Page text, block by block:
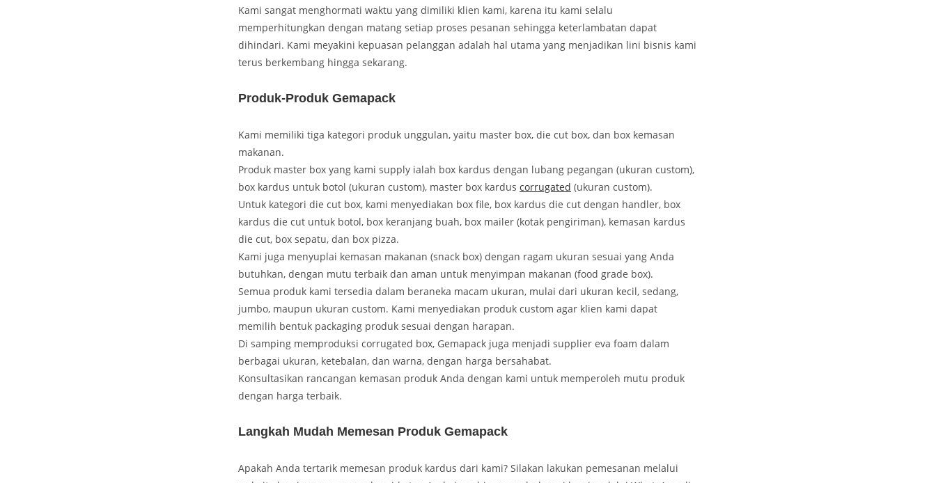
Kami sangat menghormati waktu yang dimiliki klien kami, karena itu kami selalu
memperhitungkan dengan matang setiap proses pesanan sehingga keterlambatan dapat
dihindari. Kami meyakini kepuasan pelanggan adalah hal utama yang menjadikan lini bisnis kami
terus berkembang hingga sekarang.
Produk-Produk Gemapack
Kami memiliki tiga kategori produk unggulan, yaitu master box, die cut box, dan box kemasan
makanan.
Produk master box yang kami supply ialah box kardus dengan lubang pegangan (ukuran custom),
box kardus untuk botol (ukuran custom), master box kardus corrugated (ukuran custom).
Untuk kategori die cut box, kami menyediakan box file, box kardus die cut dengan handler, box
kardus die cut untuk botol, box keranjang buah, box mailer (kotak pengiriman), kemasan kardus
die cut, box sepatu, dan box pizza.
Kami juga menyuplai kemasan makanan (snack box) dengan ragam ukuran sesuai yang Anda
butuhkan, dengan mutu terbaik dan aman untuk menyimpan makanan (food grade box).
Semua produk kami tersedia dalam beraneka macam ukuran, mulai dari ukuran kecil, sedang,
jumbo, maupun ukuran custom. Kami menyediakan produk custom agar klien kami dapat
memilih bentuk packaging produk sesuai dengan harapan.
Di samping memproduksi corrugated box, Gemapack juga menjadi supplier eva foam dalam
berbagai ukuran, ketebalan, dan warna, dengan harga bersahabat.
Konsultasikan rancangan kemasan produk Anda dengan kami untuk memperoleh mutu produk
dengan harga terbaik.
Langkah Mudah Memesan Produk Gemapack
Apakah Anda tertarik memesan produk kardus dari kami? Silakan lakukan pemesanan melalui